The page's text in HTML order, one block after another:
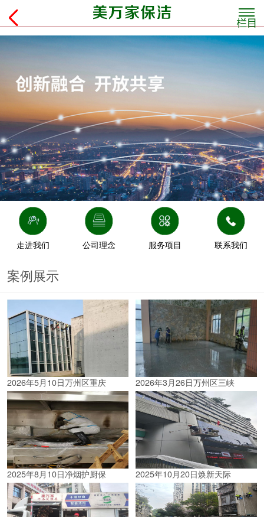
走进我们 公司理念 服务项目 联系我们
案例展示
2026年5月10日万州区重庆 2026年3月26日万州区三峡
2025年8月10日净烟护厨保 2025年10月20日焕新天际